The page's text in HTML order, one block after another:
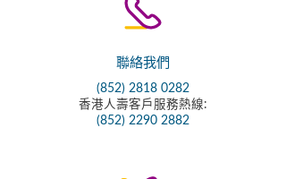
聯絡我們
(852) 2818 0282
香港人壽客戶服務熱線:
(852) 2290 2882